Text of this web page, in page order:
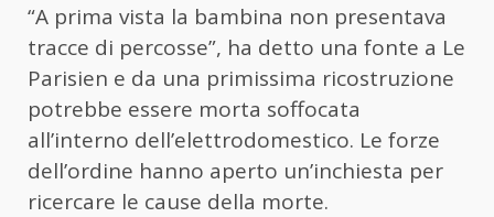
“A prima vista la bambina non presentava
tracce di percosse”, ha detto una fonte a Le
Parisien e da una primissima ricostruzione
potrebbe essere morta soffocata
all’interno dell’elettrodomestico. Le forze
dell’ordine hanno aperto un’inchiesta per
ricercare le cause della morte.